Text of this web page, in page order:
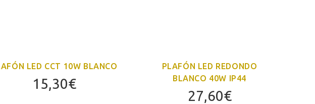
LED CCT 10W BLANCO
15,30€
PLAFÓN LED REDONDO
BLANCO 40W IP44
27,60€